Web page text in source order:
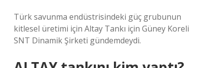
Türk savunma endüstrisindeki güç grubunun
kitlesel üretimi için Altay Tankı için Güney Koreli
SNT Dinamik Şirketi gündemdeydi.